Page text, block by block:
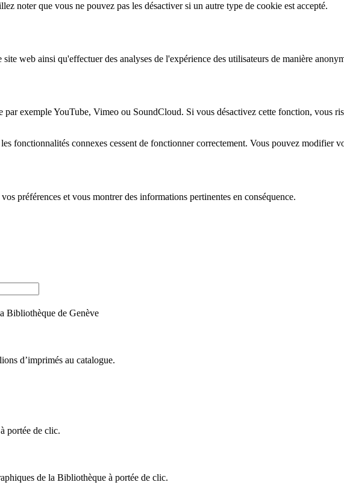
noter que vous ne pouvez pas les désactiver si un autre type de cookie est accepté.
web ainsi qu'effectuer des analyses de l'expérience des utilisateurs de manière
exemple YouTube, Vimeo ou SoundCloud. Si vous désactivez cette fonction, vous
fonctionnalités connexes cessent de fonctionner correctement. Vous pouvez modifier
préférences et vous montrer des informations pertinentes en conséquence.
Bibliothèque de Genève
d’imprimés au catalogue.
portée de clic.
de la Bibliothèque à portée de clic.